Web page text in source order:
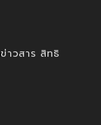
าวสาร สิทธิ